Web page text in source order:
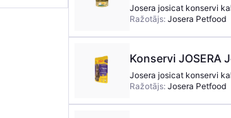
Josera josicat konservi
Ražotājs: Josera Petfood
Konservi JOSERA
Josera josicat konservi
Ražotājs: Josera Petfood